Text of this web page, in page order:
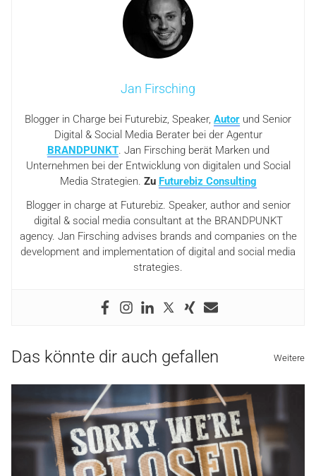
Jan Firsching
Blogger in Charge bei Futurebiz, Speaker, Autor und Senior
Digital & Social Media Berater bei der Agentur
BRANDPUNKT. Jan Firsching berät Marken und
Unternehmen bei der Entwicklung von digitalen und Social
Media Strategien. Zu Futurebiz Consulting
Blogger in charge at Futurebiz. Speaker, author and senior
digital & social media consultant at the BRANDPUNKT
agency. Jan Firsching advises brands and companies on the
development and implementation of digital and social media
strategies.
Das könnte dir auch gefallen Weitere